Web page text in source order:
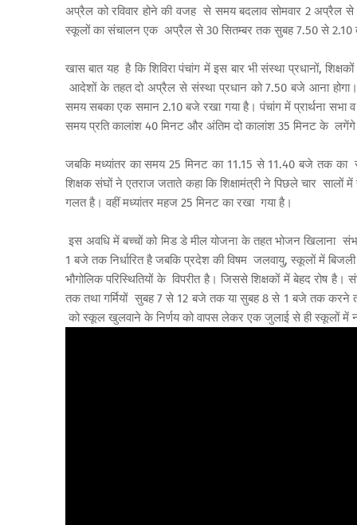
अप्रैल को रविवार होने की वजह से समय बदलाव सोमवार 2 अप्रैल से
स्कूलों का संचालन एक अप्रैल से 30 सितम्बर तक सुबह 7.50 से 2.10
खास बात यह है कि शिविरा पंचांग में इस बार भी संस्था प्रधानों,
आदेशों के तहत दो अप्रैल से संस्था प्रधान को 7.50 बजे आना
समय सबका एक समान 2.10 बजे रखा गया है। पंचांग में प्रार्थना
समय प्रति कालांश 40 मिनट और अंतिम दो कालांश 35 मिनट के
जबकि मध्यांतर का समय 25 मिनट का 11.15 से 11.40 बजे तक का
शिक्षक संघों ने एतराज जताते कहा कि शिक्षामंत्री ने पिछले चार
गलत है। वहीं मध्यांतर महज 25 मिनट का रखा गया है।
इस अवधि में बच्चों को मिड डे मील योजना के तहत भोजन खिलाना
1 बजे तक निर्धारित है जबकि प्रदेश की विषम जलवायु, स्कूलों में
भौगोलिक परिस्थितियों के विपरीत है। जिससे शिक्षकों में बेहद
तक तथा गर्मियों सुबह 7 से 12 बजे तक या सुबह 8 से 1 बजे तक करने
को स्कूल खुलवाने के निर्णय को वापस लेकर एक जुलाई से ही स्कूलों